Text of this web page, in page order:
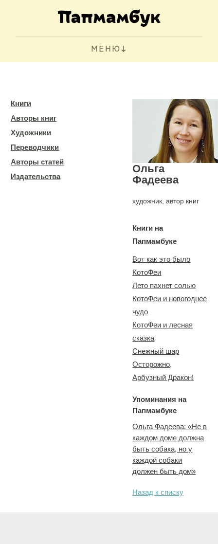
МЕНЮ
Книги
Авторы книг
Художники
Переводчики
Авторы статей
Издательства
Ольга
Фадеева
художник, автор книг
Книги на
Папмамбуке
Вот как это было
КотоФеи
Лето пахнет солью
КотоФеи и новогоднее
чудо
КотоФеи и лесная
сказка
Снежный шар
Осторожно,
Арбузный Дракон!
Упоминания на
Папмамбуке
Ольга Фадеева: «Не в
каждом доме должна
быть собака, но у
каждой собаки
должен быть дом»
Назад к списку